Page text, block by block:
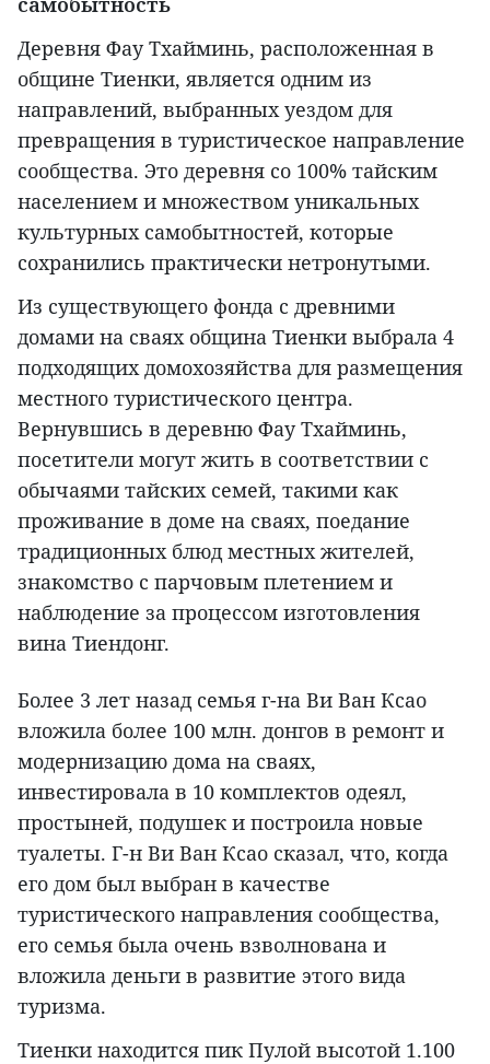
Деревня Фау Тхайминь, расположенная в
общине Тиенки, является одним из
направлений, выбранных уездом для
превращения в туристическое направление
сообщества. Это деревня со 100% тайским
населением и множеством уникальных
культурных самобытностей, которые
сохранились практически нетронутыми.
Из существующего фонда с древними
домами на сваях община Тиенки выбрала 4
подходящих домохозяйства для размещения
местного туристического центра.
Вернувшись в деревню Фау Тхайминь,
посетители могут жить в соответствии с
обычаями тайских семей, такими как
проживание в доме на сваях, поедание
традиционных блюд местных жителей,
знакомство с парчовым плетением и
наблюдение за процессом изготовления
вина Тиендонг.
Более 3 лет назад семья г-на Ви Ван Ксао
вложила более 100 млн. донгов в ремонт и
модернизацию дома на сваях,
инвестировала в 10 комплектов одеял,
простыней, подушек и построила новые
туалеты. Г-н Ви Ван Ксао сказал, что, когда
его дом был выбран в качестве
туристического направления сообщества,
его семья была очень взволнована и
вложила деньги в развитие этого вида
туризма.
Тиенки находится пик Пулой высотой 1.100